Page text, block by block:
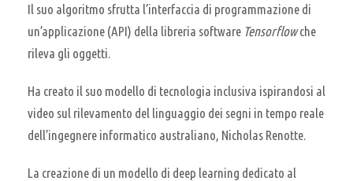
Il suo algoritmo sfrutta l’interfaccia di programmazione di
un’applicazione (API) della libreria software Tensorflowche
rileva gli oggetti.
Ha creato il suo modello di tecnologia inclusiva ispirandosi al
video sul rilevamento del linguaggio dei segni in tempo reale
dell’ingegnere informatico australiano, Nicholas Renotte.
La creazione di un modello di deep learning dedicato al